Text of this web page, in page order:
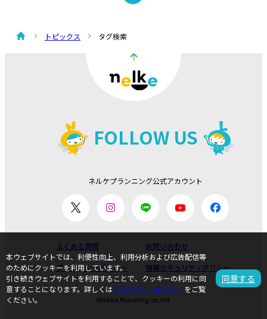
トピックス タグ検索
FOLLOW US
ネルケプランニング公式アカウント
よくある質問 お問い合わせ
プライバシーポリシー 情報セキュリティポリシー
©Nelke Planning co.,ltd.
本ウェブサイトでは、利便性向上、利用分析および広告配信等
のためにクッキーを利用しています。
引き続きウェブサイトを利用することで、クッキーの利用に同
意することになります。詳しくはプライバシーポリシーをご覧
ください。
同意する